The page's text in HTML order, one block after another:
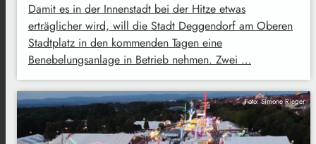
Damit es in der Innenstadt bei der Hitze etwas
erträglicher wird, will die Stadt Deggendorf am Oberen
Stadtplatz in den kommenden Tagen eine
Benebelungsanlage in Betrieb nehmen. Zwei …
Foto: Simone Rieger